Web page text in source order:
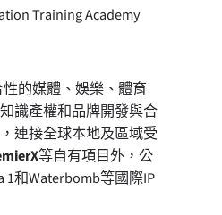
Training Academy
性的媒體、娛樂、體育
識產權和品牌開發與合
連接全球本地及區域受
等自有項目外，公
1和Waterbomb等國際IP